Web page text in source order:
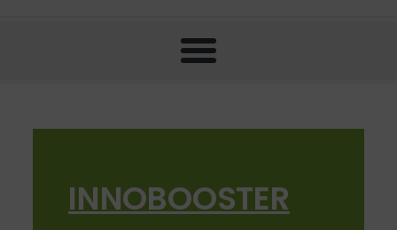
INNOBOOSTER